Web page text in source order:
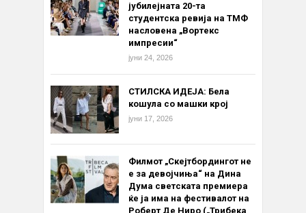
јубилејната 20-та
студентска ревија на ТМФ
насловена „Вортекс
импресии“
јуни 24, 2026
СТИЛСКА ИДЕЈА: Бела
кошула со машки крој
јуни 17, 2026
Филмот „Скејтбордингот не
е за девојчиња“ на Дина
Дума светската премиера
ќе ја има на фестивалот на
Роберт Де Ниро („Трибека